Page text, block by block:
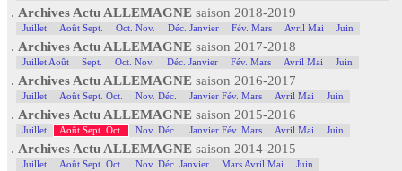
. Archives Actu ALLEMAGNE saison 2018-2019
Juillet Août Sept. Oct. Nov. Déc. Janvier Fév. Mars Avril Mai Juin
. Archives Actu ALLEMAGNE saison 2017-2018
Juillet Août Sept. Oct. Nov. Déc. Janvier Fév. Mars Avril Mai Juin
. Archives Actu ALLEMAGNE saison 2016-2017
Juillet Août Sept. Oct. Nov. Déc. Janvier Fév. Mars Avril Mai Juin
. Archives Actu ALLEMAGNE saison 2015-2016
Juillet Août Sept. Oct. Nov. Déc. Janvier Fév. Mars Avril Mai Juin
. Archives Actu ALLEMAGNE saison 2014-2015
Juillet Août Sept. Oct. Nov. Déc. Janvier Mars Avril Mai Juin